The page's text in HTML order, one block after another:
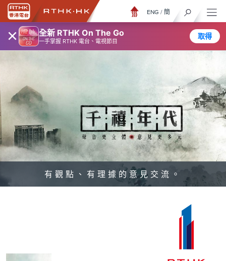
× 全新 RTHK On The Go
一手掌握 RTHK 電台、電視節目
取得
ENG / 簡
有觀點、有理據的意見交流。